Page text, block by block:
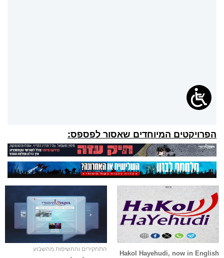
הפרויקטים המיוחדים שאסור לפספס:
Hakol Hayehudi, now in English
התחקירים והחשיפות מהשבוע